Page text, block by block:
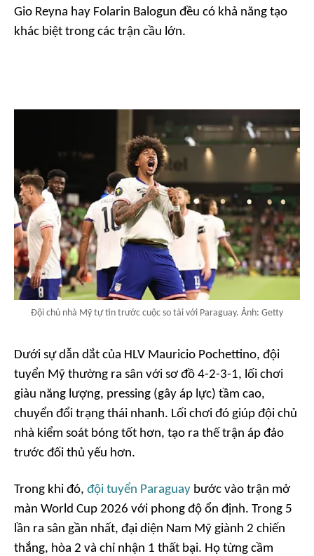
Gio Reyna hay Folarin Balogun đều có khả năng tạo
khác biệt trong các trận cầu lớn.
Đội chủ nhà Mỹ tự tin trước cuộc so tài với Paraguay. Ảnh: Getty
Dưới sự dẫn dắt của HLV Mauricio Pochettino, đội
tuyển Mỹ thường ra sân với sơ đồ 4-2-3-1, lối chơi
giàu năng lượng, pressing (gây áp lực) tầm cao,
chuyển đổi trạng thái nhanh. Lối chơi đó giúp đội chủ
nhà kiểm soát bóng tốt hơn, tạo ra thế trận áp đảo
trước đối thủ yếu hơn.
Trong khi đó, đội tuyển Paraguay bước vào trận mở
màn World Cup 2026 với phong độ ổn định. Trong 5
lần ra sân gần nhất, đại diện Nam Mỹ giành 2 chiến
thắng, hòa 2 và chỉ nhận 1 thất bại. Họ từng cầm